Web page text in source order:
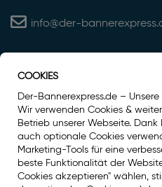
info@der-
Auszeichnung
COOKIES
Der-Bannerexpress.de – Unsere
Wir verwenden Cookies &
Betrieb unserer Webseite.
auch optionale Cookies
Marketing-Tools für eine
beste Funktionalität der
Cookies akzeptieren" wählen,